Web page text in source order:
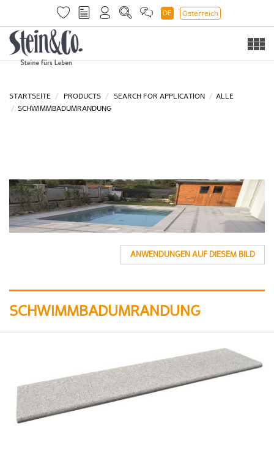
DE Österreich
STARTSEITE PRODUCTS SEARCH FOR APPLICATION
ALLE
SCHWIMMBADUMRANDUNG
ANWENDUNGEN AUF DIESEM BILD
SCHWIMMBADUMRANDUNG